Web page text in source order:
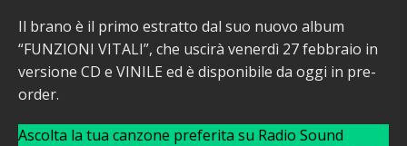
Il brano è il primo estratto dal suo nuovo album
“FUNZIONI VITALI”, che uscirà venerdì 27 febbraio in
versione CD e VINILE ed è disponibile da oggi in pre-
order.
Ascolta la tua canzone preferita su Radio Sound